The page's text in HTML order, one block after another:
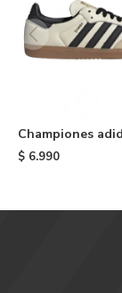
Championes
OG - White
$ 6.990